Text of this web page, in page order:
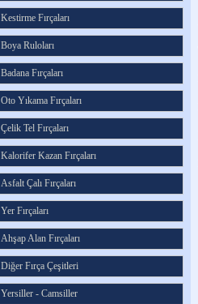
Kestirme Fırçaları
Boya Ruloları
Badana Fırçaları
Oto Yıkama Fırçaları
Çelik Tel Fırçaları
Kalorifer Kazan Fırçaları
Asfalt Çalı Fırçaları
Yer Fırçaları
Ahşap Alan Fırçaları
Diğer Fırça Çeşitleri
Yersiller - Camsiller